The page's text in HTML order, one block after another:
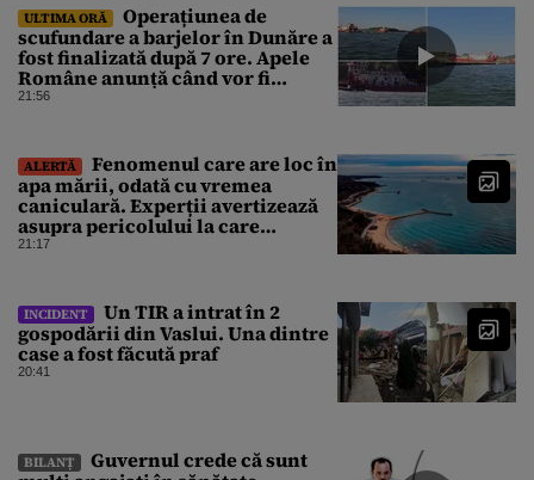
ULTIMA ORĂ
Operațiunea de
scufundare a barjelor în Dunăre a
fost finalizată după 7 ore. Apele
Române anunță când vor fi
simțite efectele
21:56
ALERTĂ
Fenomenul care are loc în
apa mării, odată cu vremea
caniculară. Experții avertizează
asupra pericolului la care
oamenii pot fi expuși
21:17
INCIDENT
Un TIR a intrat în 2
gospodării din Vaslui. Una dintre
case a fost făcută praf
20:41
BILANȚ
Guvernul crede că sunt